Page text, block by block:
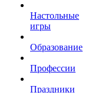
Настольные
игры
Образование
Профессии
Праздники